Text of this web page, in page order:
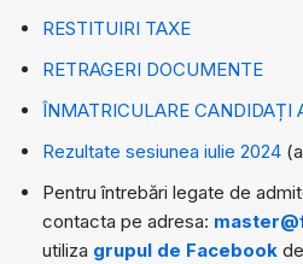
RESTITUIRI TAXE
RETRAGERI DOCUMENTE
ÎNMATRICULARE CANDIDAȚI
Rezultate sesiunea iulie 2024
Pentru întrebări legate de
contacta pe adresa:
utiliza grupul de Facebook